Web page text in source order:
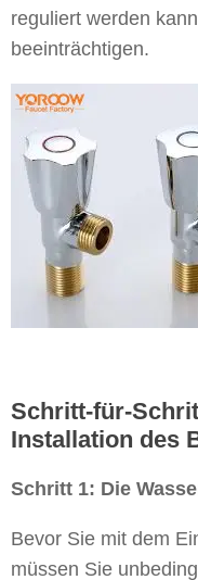
reguliert werden
beeinträchtigen.
Schritt-für-
Installation des
Schritt 1: Die
Bevor Sie mit dem
müssen Sie